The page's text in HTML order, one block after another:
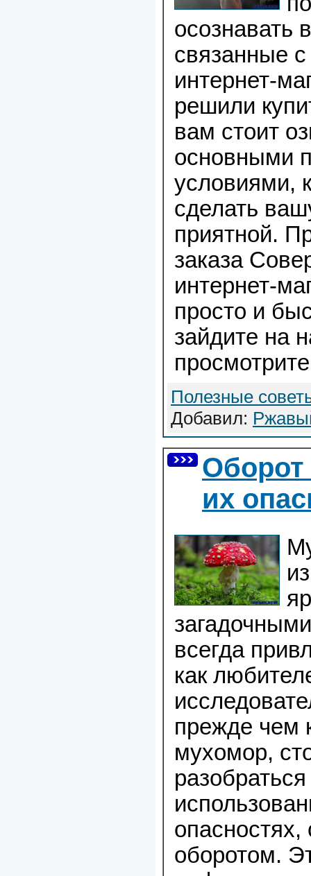
осознавать
связанные
интернет-
решили
вам стоит
основными
условиями,
сделать
приятной.
заказа
интернет-
просто и
зайдите на
Полезные
Добавил:
их
всегда
как
прежде чем
мухомор,
оборотом.